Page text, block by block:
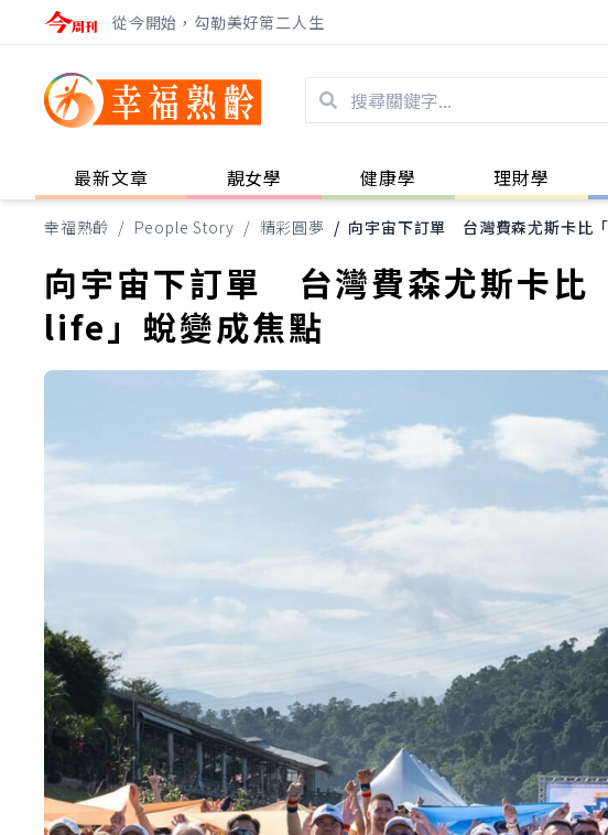
從今開始，勾勒美好第二人生
最新文章 靚女學 健康學 理財學
幸福熟齡 / People Story / 精彩圓夢 / 向宇宙下訂單 台灣費森尤斯卡比
向宇宙下訂單 台灣費森尤斯卡
life」蛻變成焦點